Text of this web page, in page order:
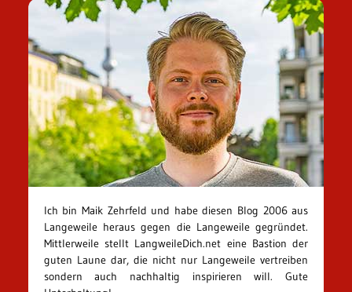
Ich bin Maik Zehrfeld und habe diesen Blog 2006 aus
Langeweile heraus gegen die Langeweile gegründet.
Mittlerweile stellt LangweileDich.net eine Bastion der
guten Laune dar, die nicht nur Langeweile vertreiben
sondern auch nachhaltig inspirieren will. Gute